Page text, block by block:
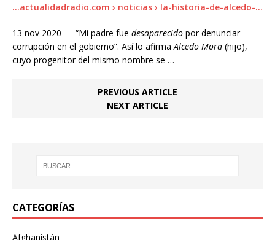
…actualidadradio.com › noticias › la-historia-de-alcedo-…
13 nov 2020 — “Mi padre fue desaparecido por denunciar
corrupción en el gobierno”. Así lo afirmaAlcedo Mora (hijo),
cuyo progenitor del mismo nombre se …
PREVIOUS ARTICLE
NEXT ARTICLE
CATEGORÍAS
Afghanistán